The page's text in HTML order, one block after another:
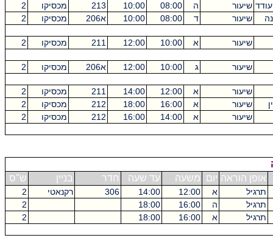
שיעור ה 08:00
10:00
213 מכסיקו
2
שיעור ד 08:00
10:00 א206 מכסיקו 2
שיעור א 10:00
12:00
211 מכסיקו 2
שיעור ג 10:00
12:00 א206 מכסיקו 2
שיעור א 12:00
14:00
211 מכסיקו
2
שיעור א 16:00
18:00
212 מכסיקו
2
שיעור
א 14:00
16:00
212 מכסיקו 2
אופן הוראה יום משעה עד שעה חדר בניין ש"ס
תרגיל א 12:00
14:00
306 רקנאטי
2
תרגיל
ה 16:00
18:00
2
תרגיל
א 16:00
18:00
2